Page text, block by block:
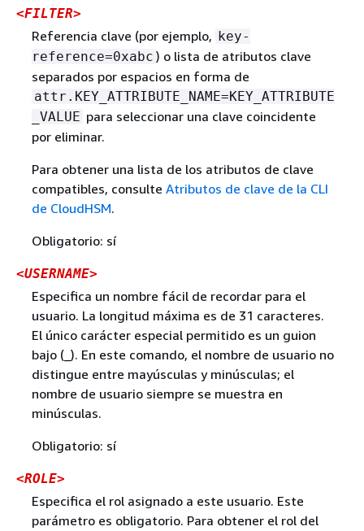
<FILTER>
Referencia clave (por ejemplo, key-
reference=0xabc ) o lista de atributos clave
separados por espacios en forma de
attr.KEY_ATTRIBUTE_NAME=KEY_ATTRIBUTE
_VALUE para seleccionar una clave coincidente
por eliminar.
Para obtener una lista de los atributos de clave
compatibles, consulte Atributos de clave de la CLI
de CloudHSM.
Obligatorio: sí
<USERNAME>
Especifica un nombre fácil de recordar para el
usuario. La longitud máxima es de 31 caracteres.
El único carácter especial permitido es un guion
bajo (_). En este comando, el nombre de usuario no
distingue entre mayúsculas y minúsculas; el
nombre de usuario siempre se muestra en
minúsculas.
Obligatorio: sí
<ROLE>
Especifica el rol asignado a este usuario. Este
parámetro es obligatorio. Para obtener el rol del